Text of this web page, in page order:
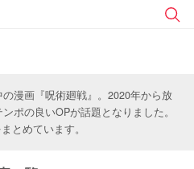
漫画『呪術廻戦』。2020年から放
ポの良いOPが話題となりました。
とめています。